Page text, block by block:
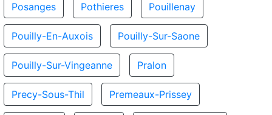
Posanges Pothieres Pouillenay
Pouilly-En-Auxois Pouilly-Sur-Saone
Pouilly-Sur-Vingeanne Pralon
Precy-Sous-Thil Premeaux-Prissey